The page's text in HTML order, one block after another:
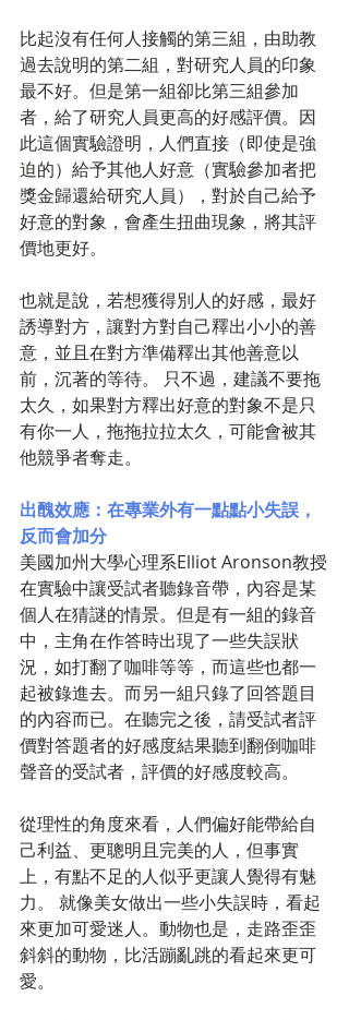
比起沒有任何人接觸的第三組，由助教
過去說明的第二組，對研究人員的印象
最不好。但是第一組卻比第三組參加
者，給了研究人員更高的好感評價。因
此這個實驗證明，人們直接（即使是強
迫的）給予其他人好意（實驗參加者把
獎金歸還給研究人員），對於自己給予
好意的對象，會產生扭曲現象，將其評
價地更好。
也就是說，若想獲得別人的好感，最好
誘導對方，讓對方對自己釋出小小的善
意，並且在對方準備釋出其他善意以
前，沉著的等待。 只不過，建議不要拖
太久，如果對方釋出好意的對象不是只
有你一人，拖拖拉拉太久，可能會被其
他競爭者奪走。
出醜效應：在專業外有一點點小失誤，
反而會加分
美國加州大學心理系Elliot Aronson教授
在實驗中讓受試者聽錄音帶，內容是某
個人在猜謎的情景。但是有一組的錄音
中，主角在作答時出現了一些失誤狀
況，如打翻了咖啡等等，而這些也都一
起被錄進去。而另一組只錄了回答題目
的內容而已。在聽完之後，請受試者評
價對答題者的好感度結果聽到翻倒咖啡
聲音的受試者，評價的好感度較高。
從理性的角度來看，人們偏好能帶給自
己利益、更聰明且完美的人，但事實
上，有點不足的人似乎更讓人覺得有魅
力。 就像美女做出一些小失誤時，看起
來更加可愛迷人。動物也是，走路歪歪
斜斜的動物，比活蹦亂跳的看起來更可
愛。